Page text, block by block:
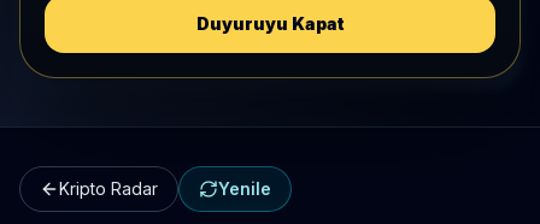
Duyuruyu Kapat
Kripto Radar Yenile